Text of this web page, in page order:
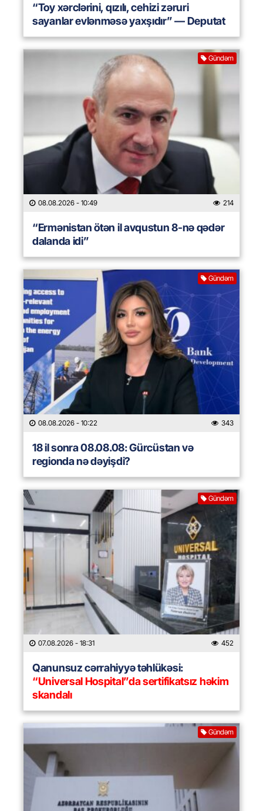
“Toy xərclərini, qızılı, cehizi zəruri
sayanlar evlənməsə yaxşıdır” — Deputat
Gündəm
08.08.2026 - 10:49 214
“Ermənistan ötən il avqustun 8-nə qədər
dalanda idi”
Gündəm
08.08.2026 - 10:22 343
18 il sonra 08.08.08: Gürcüstan və
regionda nə dəyişdi?
Gündəm
07.08.2026 - 18:31 452
Qanunsuz cərrahiyyə təhlükəsi:
“Universal Hospital”da sertifikatsız həkim
skandalı
Gündəm